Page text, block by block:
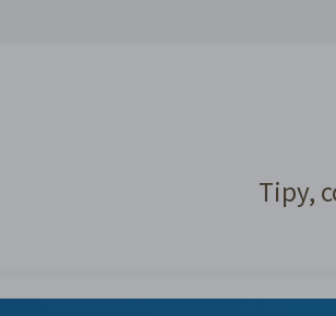
Tipy,